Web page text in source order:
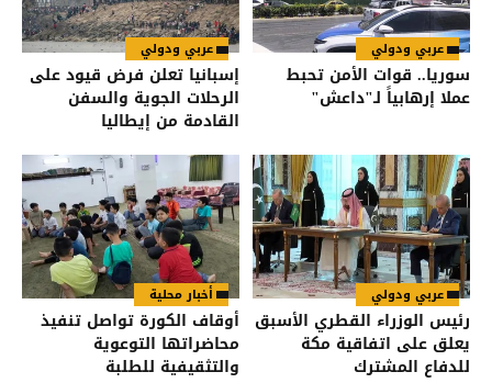
عربي ودولي
سوريا.. قوات الأمن تحبط
عملا إرهابياً لـ"داعش"
عربي ودولي
إسبانيا تعلن فرض قيود على
الرحلات الجوية والسفن
القادمة من إيطاليا
عربي ودولي
رئيس الوزراء القطري الأسبق
يعلق على اتفاقية مكة
للدفاع المشترك
أخبار محلية
أوقاف الكورة تواصل تنفيذ
محاضراتها التوعوية
والتثقيفية للطلبة